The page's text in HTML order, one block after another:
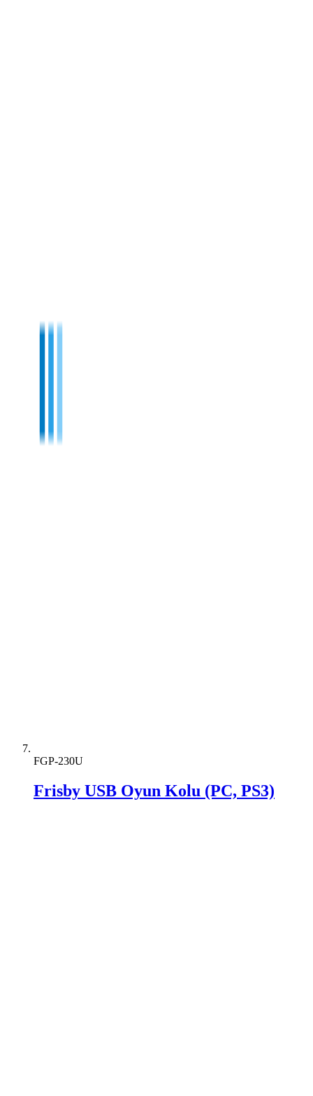
FGP-230U
Frisby USB Oyun Kolu (PC, PS3)